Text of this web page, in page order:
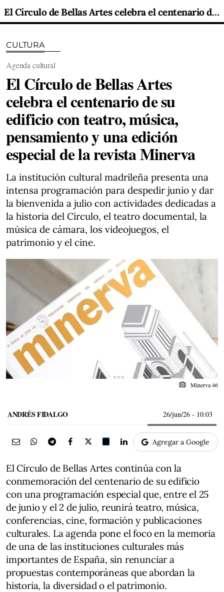
El Círculo de Bellas Artes celebra el centenario de su edificio con teatro, música, pensamiento y una edición especial de la revista Minerva
CULTURA
Agenda cultural
El Círculo de Bellas Artes
celebra el centenario de su
edificio con teatro, música,
pensamiento y una edición
especial de la revista Minerva
La institución cultural madrileña presenta una
intensa programación para despedir junio y dar
la bienvenida a julio con actividades dedicadas a
la historia del Círculo, el teatro documental, la
música de cámara, los videojuegos, el
patrimonio y el cine.
photo_camera Minerva 46
ANDRÉS FIDALGO 26/jun/26 - 10:03
Agregar a Google
El Círculo de Bellas Artes continúa con la
conmemoración del centenario de su edificio
con una programación especial que, entre el 25
de junio y el 2 de julio, reunirá teatro, música,
conferencias, cine, formación y publicaciones
culturales. La agenda pone el foco en la memoria
de una de las instituciones culturales más
importantes de España, sin renunciar a
propuestas contemporáneas que abordan la
historia, la diversidad o el patrimonio.